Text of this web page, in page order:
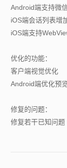
Android端支持微
iOS端会话列表增
iOS端支持
优化的功能：
客户端视觉优化
Android端优化预
修复的问题：
修复若干已知问题